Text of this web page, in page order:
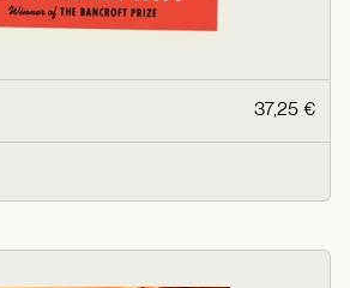
37,25 €